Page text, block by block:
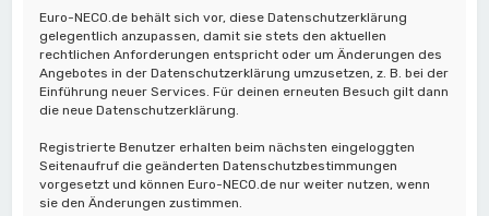
Euro-NECO.de behält sich vor, diese Datenschutzerklärung
gelegentlich anzupassen, damit sie stets den aktuellen
rechtlichen Anforderungen entspricht oder um Änderungen des
Angebotes in der Datenschutzerklärung umzusetzen, z. B. bei der
Einführung neuer Services. Für deinen erneuten Besuch gilt dann
die neue Datenschutzerklärung.
Registrierte Benutzer erhalten beim nächsten eingeloggten
Seitenaufruf die geänderten Datenschutzbestimmungen
vorgesetzt und können Euro-NECO.de nur weiter nutzen, wenn
sie den Änderungen zustimmen.